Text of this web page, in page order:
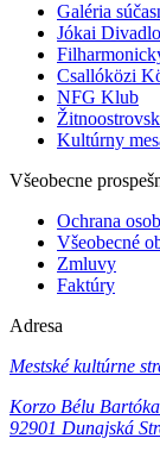
Galéria
Jókai Divadlo
Csallóközi
NFG Klub
Kultúrny
Všeobecne
Ochrana
Všeobecné
Zmluvy
Faktúry
Adresa
Mestské kultúrne
Korzo Bélu
92901 Dunajská